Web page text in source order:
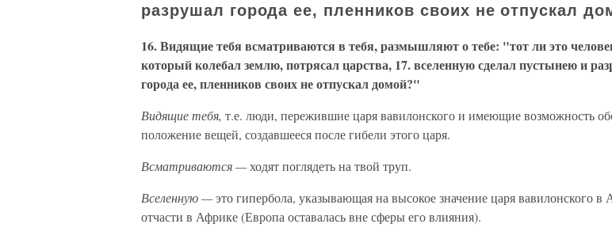
разрушал города ее, пленников своих не отпускал
16. Видящие тебя всматриваются в тебя, размышляют о тебе: "тот ли это
который колебал землю, потрясал царства, 17. вселенную сделал пустынею и
города ее, пленников своих не отпускал домой?"
Видящие тебя, т.е. люди, пережившие царя вавилонского и имеющие возможность
положение вещей, создавшееся после гибели этого царя.
Всматриваются —ходят поглядеть на твой труп.
Вселенную —это гипербола, указывающая на высокое значение царя вавилонского в
отчасти в Африке (Европа оставалась вне сферы его влияния).